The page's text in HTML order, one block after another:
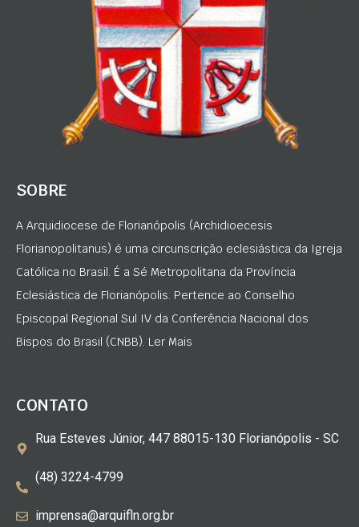
SOBRE
A Arquidiocese de Florianópolis (Archidioecesis
Florianopolitanus) é uma circunscrição eclesiástica da Igreja
Católica no Brasil. É a Sé Metropolitana da Província
Eclesiástica de Florianópolis. Pertence ao Conselho
Episcopal Regional Sul IV da Conferência Nacional dos
Bispos do Brasil (CNBB). Ler Mais
CONTATO
Rua Esteves Júnior, 447 88015-130 Florianópolis - SC
(48) 3224-4799
imprensa@arquifln.org.br